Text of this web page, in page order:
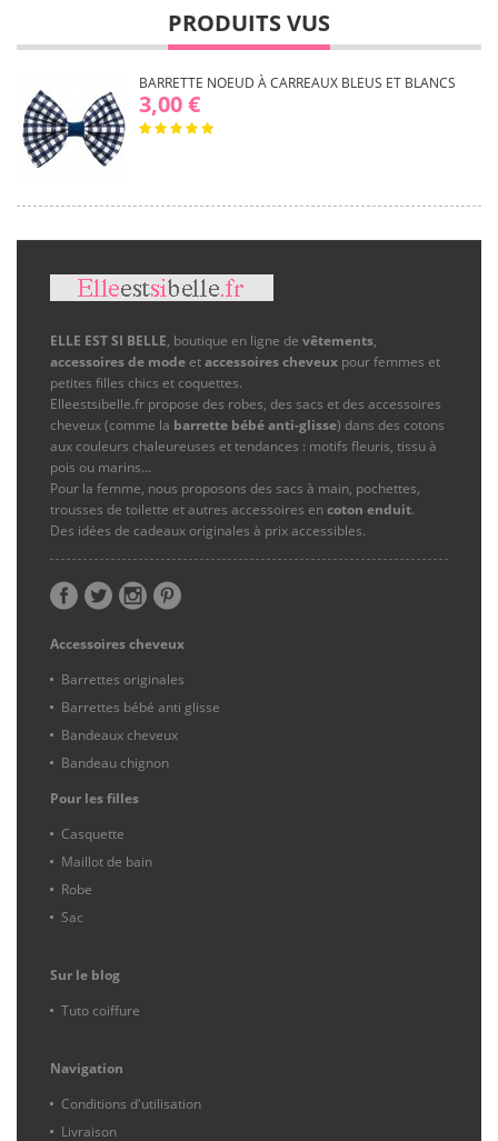
PRODUITS VUS
BARRETTE NOEUD À CARREAUX BLEUS ET BLANCS
3,00 €
ELLE EST SI BELLE, boutique en ligne de vêtements,
accessoires de mode etaccessoires cheveux pour femmes et
petites filles chics et coquettes.
Elleestsibelle.fr propose des robes, des sacs et des accessoires
cheveux (comme la barrette bébé anti-glisse) dans des cotons
aux couleurs chaleureuses et tendances : motifs fleuris, tissu à
pois ou marins…
Pour la femme, nous proposons des sacs à main, pochettes,
trousses de toilette et autres accessoires encoton enduit.
Des idées de cadeaux originales à prix accessibles.
Accessoires cheveux
Barrettes originales
Barrettes bébé anti glisse
Bandeaux cheveux
Bandeau chignon
Pour les filles
Casquette
Maillot de bain
Robe
Sac
Sur le blog
Tuto coiffure
Navigation
Conditions d'utilisation
Livraison